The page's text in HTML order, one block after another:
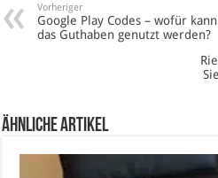
Vorheriger
Google Play Codes – wofür kann
das Guthaben genutzt werden?
Ähnliche Artikel